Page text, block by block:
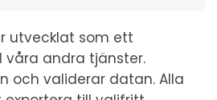
utvecklat som ett
våra andra tjänster.
och validerar datan. Alla